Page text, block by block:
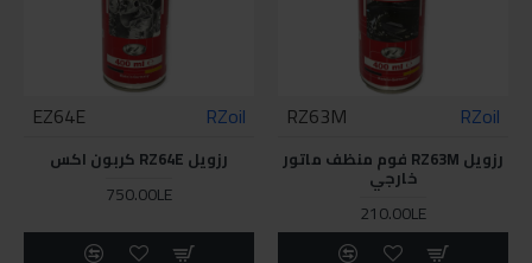
RZoil
RZ63M
رزويل RZ63M فوم منظف ماتور
خارجي
210.00LE
RZoil
EZ64E
رزويل RZ64E كربون اكس
750.00LE